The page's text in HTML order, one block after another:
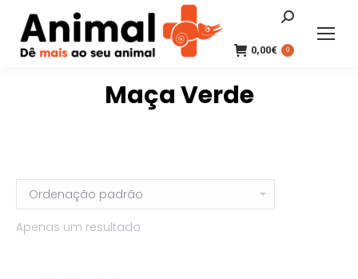
Search:
0,00€ 0
Maça Verde
Apenas um resultado